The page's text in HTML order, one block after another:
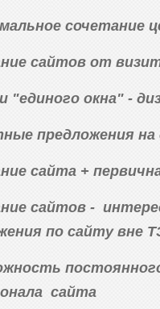
сочетание
сайтов от
"единого окна" -
предложения на
сайта +
сайтов -
по сайту вне
сайта